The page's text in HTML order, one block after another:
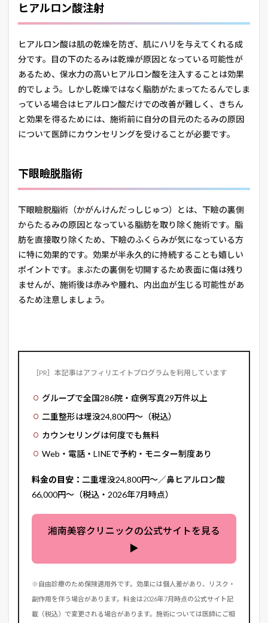
ヒアルロン酸注射
ヒアルロン酸は肌の乾燥を防ぎ、肌にハリを与えてくれる成
分です。目の下のたるみは乾燥が原因となっている可能性が
あるため、保水力の高いヒアルロン酸を注入することは効果
的でしょう。しかし乾燥ではなく脂肪がたまってたるんでしま
っている場合はヒアルロン酸だけでの改善が難しく、きちん
と効果を得るためには、施術前に自分の目元のたるみの原因
について医師にカウンセリングを受けることが必要です。
下眼瞼脱脂術
下眼瞼脱脂術（かがんけんだっしじゅつ）とは、下瞼の裏側
からたるみの原因となっている脂肪を取り除く施術です。脂
肪を直接取り除くため、下瞼のふくらみが気になっている方
に特に効果的です。効果が半永久的に持続することも嬉しい
ポイントです。まぶたの裏側を切開するため表面に傷は残り
ませんが、施術後は赤みや腫れ、内出血が生じる可能性があ
るため注意しましょう。
［PR］本記事はアフィリエイトプログラムを利用しています
グループで全国286院・症例写真29万件以上
二重整形は埋没24,800円〜（税込）
カウンセリングは何度でも無料
Web・電話・LINEで予約・モニター制度あり
料金の目安： 二重埋没24,800円〜／鼻ヒアルロン酸
66,000円〜（税込・2026年7月時点）
湘南美容クリニックの公式サイトを見る
▶
※自由診療のため保険適用外です。効果には個人差があり、リスク・
副作用を伴う場合があります。料金は2026年7月時点の公式サイト記
載（税込）で変更される場合があります。施術については医師にご相